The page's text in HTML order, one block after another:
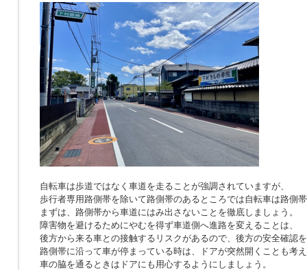
自転車は歩道ではなく車道を走ることが強調されていますが、
歩行者専用路側帯を除いて路側帯のあるところでは自転車は路側
まずは、路側帯から車道にはみ出さないことを徹底しましょう。
障害物を避けるためにやむを得ず車道側へ進路を変えることは、
後方から来る車との接触するリスクがあるので、後方の安全確認
路側帯に沿って車が停まっている時は、ドアが突然開くことも考
車の脇を通るときはドアにも用心するようにしましょう。